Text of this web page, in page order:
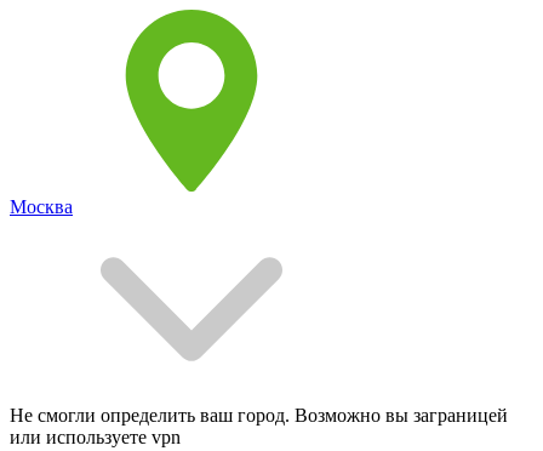
Москва
Не смогли определить ваш город. Возможно вы заграницей
или используете vpn